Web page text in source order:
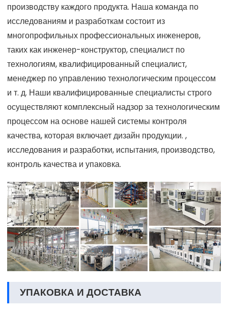
производству каждого продукта. Наша команда по
исследованиям и разработкам состоит из
многопрофильных профессиональных инженеров,
таких как инженер-конструктор, специалист по
технологиям, квалифицированный специалист,
менеджер по управлению технологическим процессом
и т. д. Наши квалифицированные специалисты строго
осуществляют комплексный надзор за технологическим
процессом на основе нашей системы контроля
качества, которая включает дизайн продукции. ,
исследования и разработки, испытания, производство,
контроль качества и упаковка.
УПАКОВКА И ДОСТАВКА